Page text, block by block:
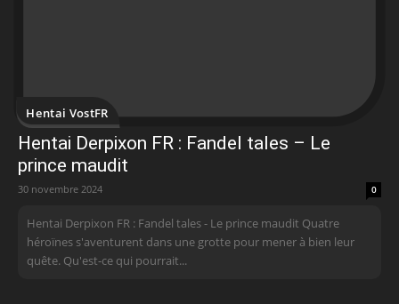
Hentai VostFR
Hentai Derpixon FR : Fandel tales – Le
prince maudit
30 novembre 2024 0
Hentai Derpixon FR : Fandel tales - Le prince maudit Quatre
héroïnes s'aventurent dans une grotte pour mener à bien leur
quête. Qu'est-ce qui pourrait...